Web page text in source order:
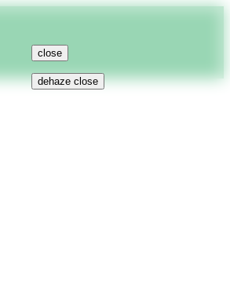
close
dehaze close